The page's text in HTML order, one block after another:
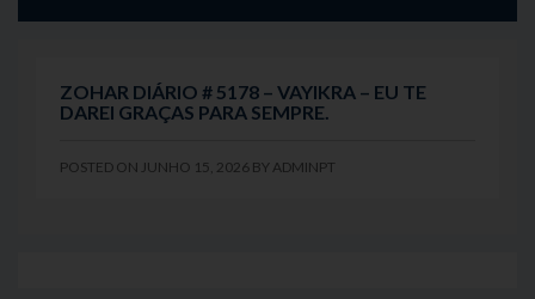
ZOHAR DIÁRIO # 5178 – VAYIKRA – EU TE
DAREI GRAÇAS PARA SEMPRE.
POSTED ON JUNHO 15, 2026 BY ADMINPT